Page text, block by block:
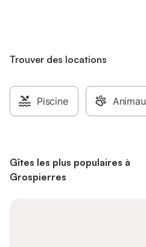
Trouver des locations
Piscine
Gîtes les plus populaires à
Grospierres